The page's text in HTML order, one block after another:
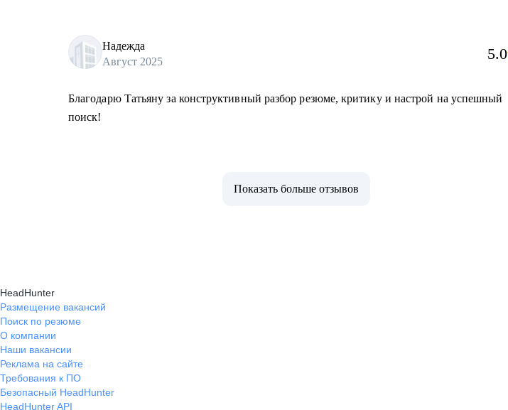
Надежда
Август 2025
5.0
Благодарю Татьяну за конструктивный разбор резюме, критику и настрой на успешный
поиск!
Показать больше отзывов
HeadHunter
Размещение вакансий
Поиск по резюме
О компании
Наши вакансии
Реклама на сайте
Требования к ПО
Безопасный HeadHunter
HeadHunter API